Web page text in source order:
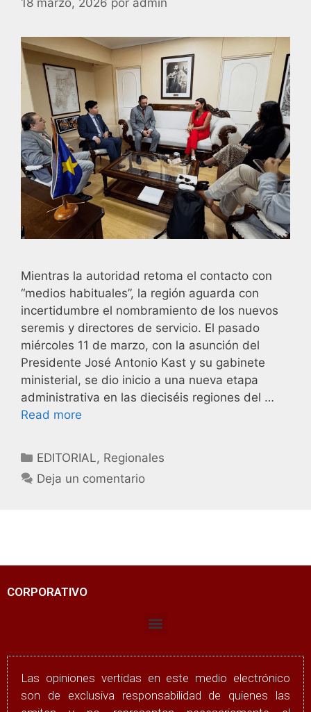
Mientras la autoridad retoma el contacto con
“medios habituales”, la región aguarda con
incertidumbre el nombramiento de los nuevos
seremis y directores de servicio. El pasado
miércoles 11 de marzo, con la asunción del
Presidente José Antonio Kast y su gabinete
ministerial, se dio inicio a una nueva etapa
administrativa en las dieciséis regiones del …
Read more
EDITORIAL, Regionales
Deja un comentario
CORPORATIVO
Las opiniones vertidas en este medio electrónico
son de exclusiva responsabilidad de quienes las